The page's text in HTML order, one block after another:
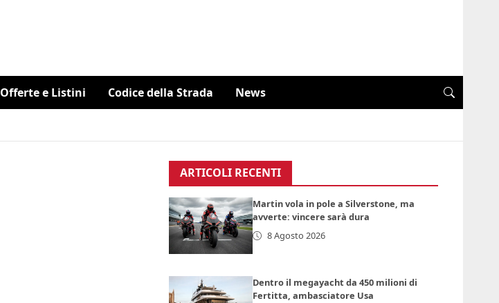
Offerte e Listini Codice della Strada News
ARTICOLI RECENTI
Martin vola in pole a Silverstone, ma
avverte: vincere sarà dura
8 Agosto 2026
Dentro il megayacht da 450 milioni di
Fertitta, ambasciatore Usa